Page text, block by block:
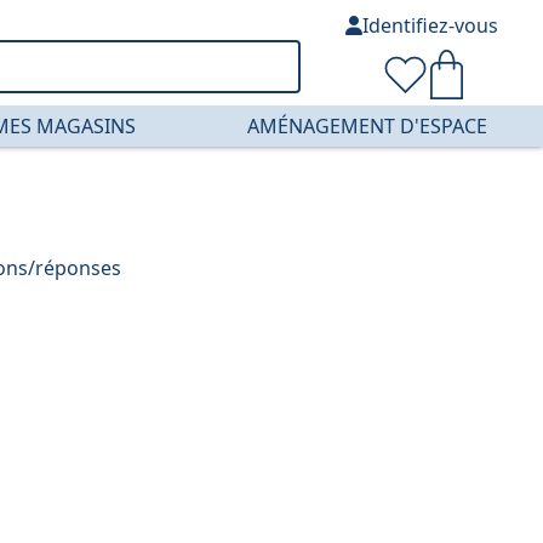
MAGASINS AMÉNAGEMENT D'ESPACE
Identifiez-vous
réponses